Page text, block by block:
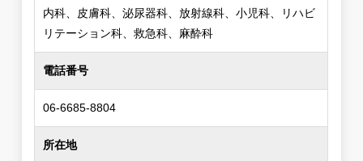
内科、皮膚科、泌尿器科、放射線科、小児科、リハビ
リテーション科、救急科、麻酔科
電話番号
06-6685-8804
所在地